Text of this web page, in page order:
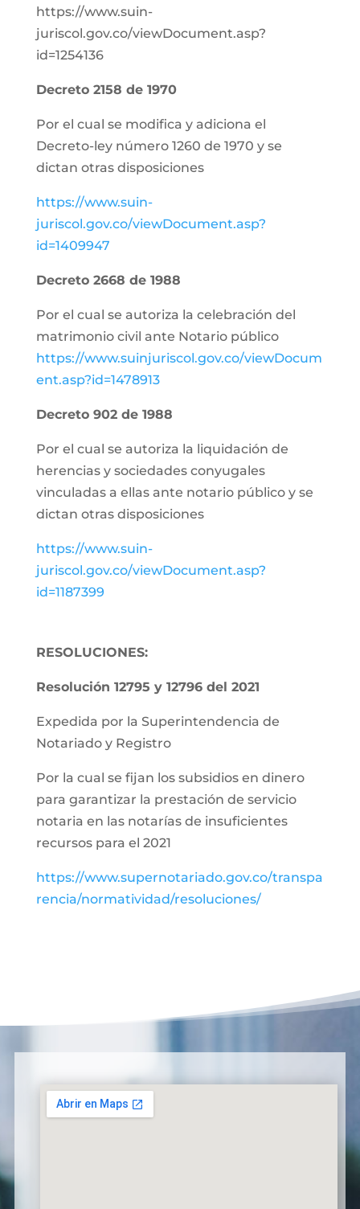
https://www.suin-
juriscol.gov.co/viewDocument.asp?
id=1254136
Decreto 2158 de 1970
Por el cual se modifica y adiciona el
Decreto-ley número 1260 de 1970 y se
dictan otras disposiciones
https://www.suin-
juriscol.gov.co/viewDocument.asp?
id=1409947
Decreto 2668 de 1988
Por el cual se autoriza la celebración del
matrimonio civil ante Notario público
https://www.suinjuriscol.gov.co/viewDocum
ent.asp?id=1478913
Decreto 902 de 1988
Por el cual se autoriza la liquidación de
herencias y sociedades conyugales
vinculadas a ellas ante notario público y se
dictan otras disposiciones
https://www.suin-
juriscol.gov.co/viewDocument.asp?
id=1187399
RESOLUCIONES:
Resolución 12795 y 12796 del 2021
Expedida por la Superintendencia de
Notariado y Registro
Por la cual se fijan los subsidios en dinero
para garantizar la prestación de servicio
notaria en las notarías de insuficientes
recursos para el 2021
https://www.supernotariado.gov.co/transpa
rencia/normatividad/resoluciones/